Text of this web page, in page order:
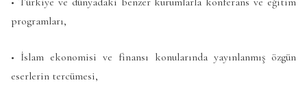
programları,
• İslam ekonomisi ve finansı konularında yayınlanmış özgün
eserlerin tercümesi,